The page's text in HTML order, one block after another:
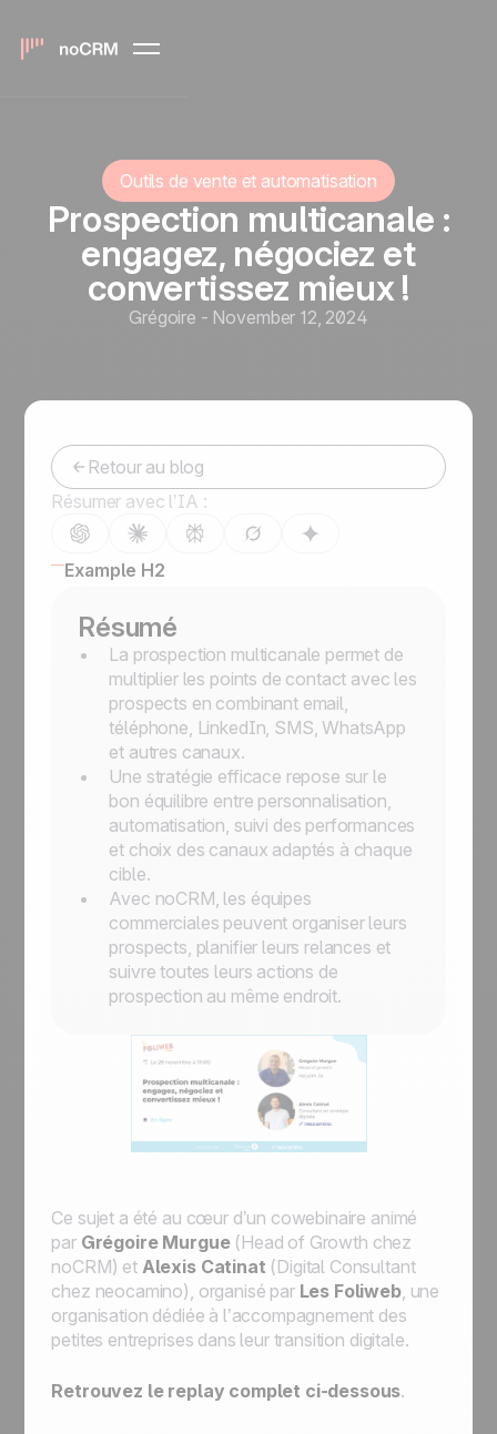
Outils de vente et automatisation
Prospection multicanale :
engagez, négociez et
convertissez mieux !
Grégoire - November 12, 2024
Retour au blog
Résumer avec l’IA :
Example H2
Résumé
La prospection multicanale permet de
multiplier les points de contact avec les
prospects en combinant email,
téléphone, LinkedIn, SMS, WhatsApp
et autres canaux.
Une stratégie efficace repose sur le
bon équilibre entre personnalisation,
automatisation, suivi des performances
et choix des canaux adaptés à chaque
cible.
Avec noCRM, les équipes
commerciales peuvent organiser leurs
prospects, planifier leurs relances et
suivre toutes leurs actions de
prospection au même endroit.
Ce sujet a été au cœur d’un cowebinaire animé
par Grégoire Murgue(Head of Growth chez
noCRM) et Alexis Catinat (Digital Consultant
chez neocamino), organisé par Les Foliweb, une
organisation dédiée à l’accompagnement des
petites entreprises dans leur transition digitale.
Retrouvez le replay complet ci-dessous.